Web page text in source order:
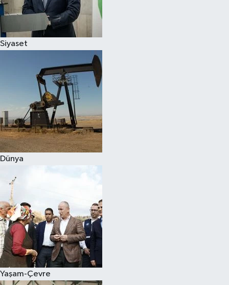
Siyaset
Dünya
Yaşam-Çevre
Spor
Çocuk
Eğitim
Hava Durumu
Kadın
Kültür Sanat
Sağlık
Siyaset
Teknoloji